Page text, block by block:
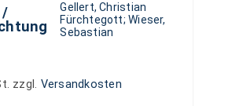
/
Gellert, Christian
Fürchtegott;Wieser,
Sebastian
zzgl. Versandkosten